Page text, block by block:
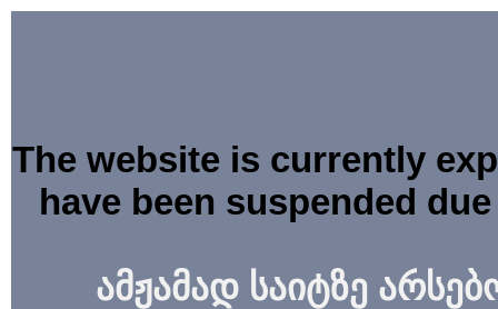
The website is currently
have been suspended
ამჟამად საიტზე